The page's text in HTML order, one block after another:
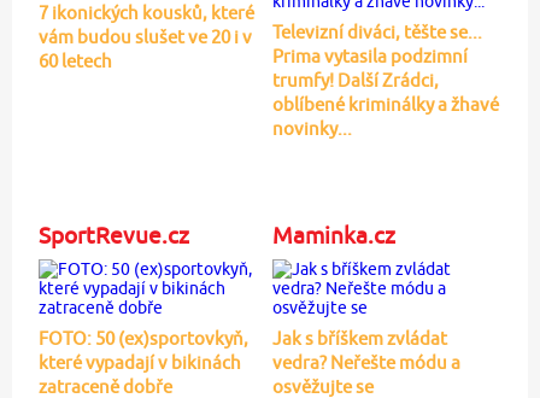
7 ikonických kousků, které
vám budou slušet ve 20 i v
60 letech
Televizní diváci, těšte se...
Prima vytasila podzimní
trumfy! Další Zrádci,
oblíbené kriminálky a žhavé
novinky...
SportRevue.cz
FOTO: 50 (ex)sportovkyň,
které vypadají v bikinách
zatraceně dobře
Maminka.cz
Jak s bříškem zvládat
vedra? Neřešte módu a
osvěžujte se